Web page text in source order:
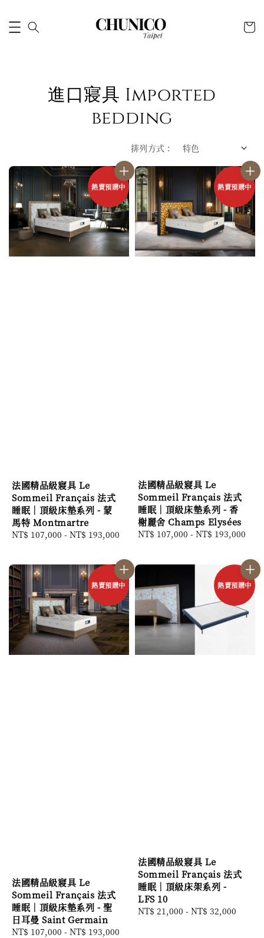
進口寢具 Imported
bedding
排列方式 :
熱賣預購中
法國精品級寢具 Le
Sommeil Français 法式
睡眠｜頂級床墊系列 - 蒙
馬特 Montmartre
Regular
NT$ 107,000 - NT$ 193,000
熱賣預購中
法國精品級寢具 Le
Sommeil Français 法式
睡眠｜頂級床墊系列 - 香
榭麗舍 Champs Elysées
Regular
NT$ 107,000 - NT$ 193,000
熱賣預購中
法國精品級寢具 Le
Sommeil Français 法式
睡眠｜頂級床墊系列 - 聖
日耳曼 Saint Germain
Regular
NT$ 107,000 - NT$ 193,000
熱賣預購中
法國精品級寢具 Le
Sommeil Français 法式
睡眠｜頂級床架系列 -
LFS 10
Regular
NT$ 21,000 - NT$ 32,000